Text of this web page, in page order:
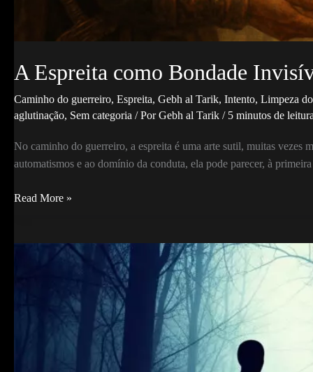
A Espreita como Bondade
Caminho do guerreiro, Espreita, Gebh al Tarik, Intento, Limpeza
aglutinação, Sem categoria / PorGebh al Tarik / 5 minutos de
No caminho do guerreiro, a espreita é uma arte sutil, muitas vezes
automatismos e ao domínio da conduta, ela pode parecer, à
A
Read More »